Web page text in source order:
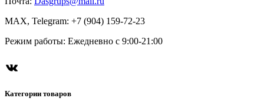
MAX, Telegram: +7 (904) 159-72-23
Режим работы: Ежедневно с 9:00-21:00
ВКонтакте
Категории товаров